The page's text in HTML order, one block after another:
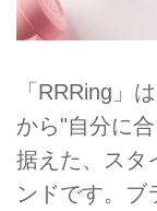
「RRRing」
から"自分に
据えた、スタ
ンドです。ブ